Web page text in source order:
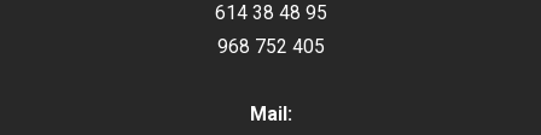
614 38 48 95
968 752 405
Mail: